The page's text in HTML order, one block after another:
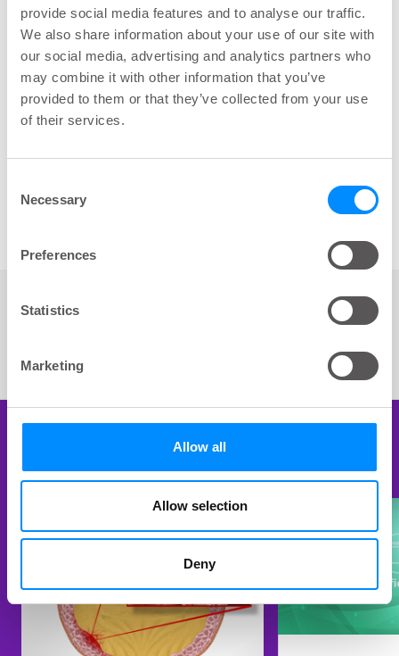
provide social media features and to analyse our traffic.
We also share information about your use of our site with
our social media, advertising and analytics partners who
may combine it with other information that you’ve
provided to them or that they’ve collected from your use
of their services.
Selection
Necessary
Preferences
Statistics
Marketing
Allow all
Allow selection
Deny
Onderwerpen
Disfunctie Blaas Onderwijzen
key:global.print-this-page
Verder lezen